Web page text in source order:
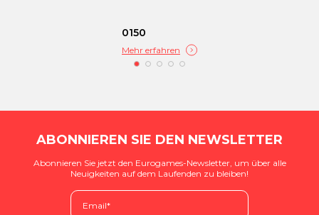
0150
Mehr erfahren
ABONNIEREN SIE DEN NEWSLETTER
Abonnieren Sie jetzt den Eurogames-Newsletter, um über alle
Neuigkeiten auf dem Laufenden zu bleiben!